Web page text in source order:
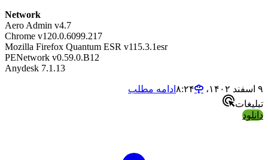
Network
Aero Admin v4.7
Chrome v120.0.6099.217
Mozilla Firefox Quantum ESR v115.3.1esr
PENetwork v0.59.0.B12
Anydesk 7.1.13
۹ اسفند ۱۴۰۲،‏ ۸:۲۴
ادامه مطلب
تبلیغات
دانلود